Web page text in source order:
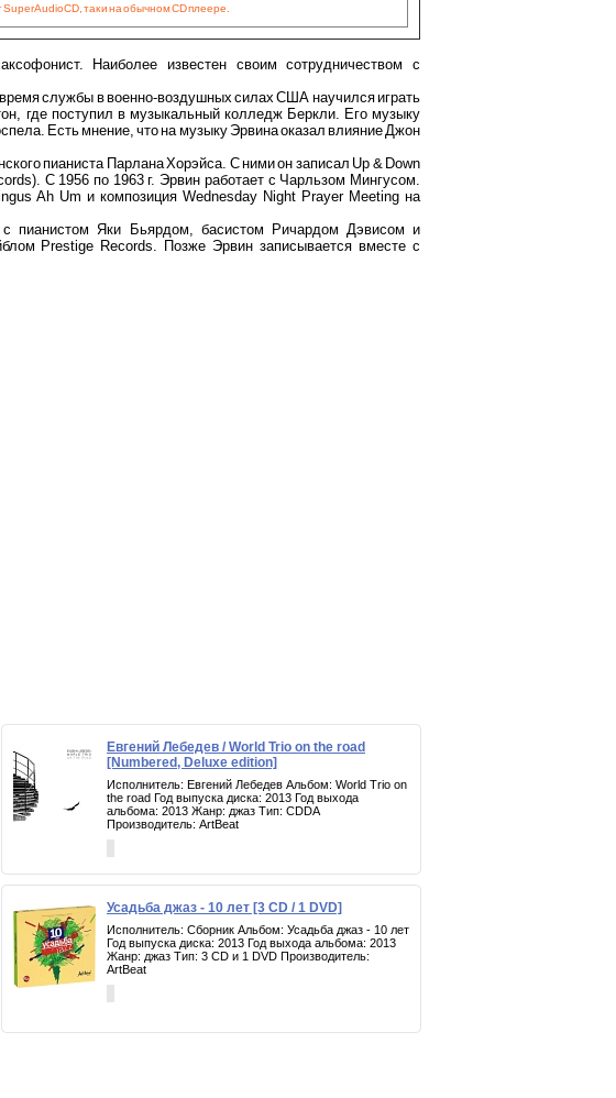
Audio CD, так и на обычном CD плеере.
Наиболее известен своим сотрудничеством с
службы в военно-воздушных силах США научился играть
где поступил в музыкальный колледж Беркли. Его музыку
Есть мнение, что на музыку Эрвина оказал влияние Джон
пианиста Парлана Хорэйса. С ними он записал Up & Down
С 1956 по 1963 г. Эрвин работает с Чарльзом Мингусом.
Ah Um и композиция Wednesday Night Prayer Meeting на
пианистом Яки Бьярдом, басистом Ричардом Дэвисом и
Prestige Records. Позже Эрвин записывается вместе с
Евгений Лебедев / World Trio on the road
[Numbered, Deluxe edition]
Исполнитель: Евгений Лебедев Альбом: World Trio on
the road Год выпуска диска: 2013 Год выхода
альбома: 2013 Жанр: джаз Тип: CDDA
Производитель: ArtBeat
Усадьба джаз - 10 лет [3 CD / 1 DVD]
Исполнитель: Сборник Альбом: Усадьба джаз - 10 лет
Год выпуска диска: 2013 Год выхода альбома: 2013
Жанр: джаз Тип: 3 CD и 1 DVD Производитель:
ArtBeat